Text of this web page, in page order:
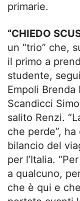
primarie.
“CHIEDO
un “trio” che,
il primo a
studente,
Empoli
Scandicci
salito Renzi.
che perde”,
bilancio del
per l’Italia.
a qualcuno,
che è qui e